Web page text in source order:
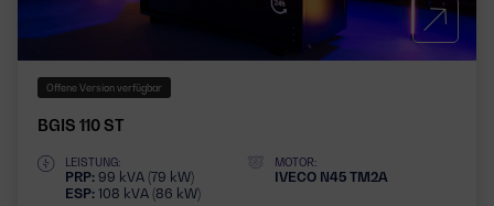
Offene Version verfügbar
BGIS 110 ST
LEISTUNG:
PRP: 99 kVA (79 kW)
ESP: 108 kVA (86 kW)
MOTOR:
IVECO N45 TM2A